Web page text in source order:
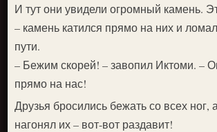
И тут они увидели огромный камень.
– камень катился прямо на них и
пути.
– Бежим скорей! – завопил Иктоми. –
прямо на нас!
Друзья бросились бежать со всех ног,
нагонял их – вот-вот раздавит!